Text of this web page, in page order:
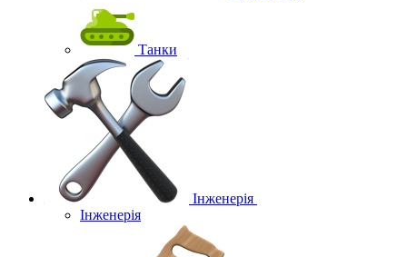
Танки
Інженерія
Інженерія